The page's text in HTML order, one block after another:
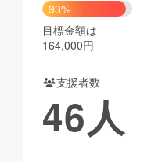
CAMPFIRE Creation
コミュニティ
93%
目標金額は
164,000円
支援者数
46人